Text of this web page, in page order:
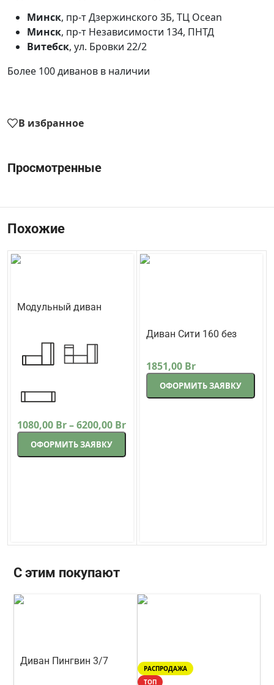
Минск, пр-т Дзержинского 3Б, ТЦ Ocean
Минск, пр-т Независимости 134, ПНТД
Витебск, ул. Бровки 22/2
Более 100 диванов в наличии
В избранное
Просмотренные
Похожие
Модульный диван
1080,00 Br–6200,00 Br
ОФОРМИТЬ ЗАЯВКУ
Диван Сити 160 без
171 см коричневый
1851,00 Br
ОФОРМИТЬ ЗАЯВКУ
С этим покупают
Диван Пингвин 3/7
РАСПРОДАЖА
ТОП